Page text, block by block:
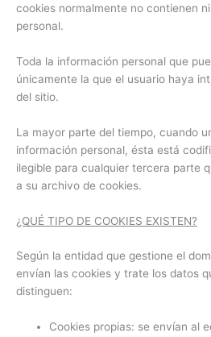
cookies normalmente no contienen
personal.
Toda la información personal que
únicamente la que el usuario haya
del sitio.
La mayor parte del tiempo, cuando
información personal, ésta está
ilegible para cualquier tercera parte
a su archivo de cookies.
¿QUÉ TIPO DE COOKIES EXISTEN?
Según la entidad que gestione el
envían las cookies y trate los datos
distinguen:
Cookies propias: se envían al